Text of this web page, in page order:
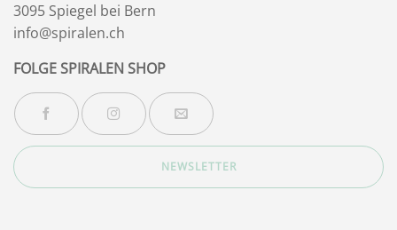
3095 Spiegel bei Bern
info@spiralen.ch
FOLGE SPIRALEN SHOP
NEWSLETTER